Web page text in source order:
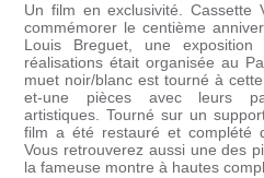
Un film en exclusivité. Cassette
commémorer le centième
Louis Breguet, une
réalisations était organisée au
muet noir/blanc est tourné à
et-une pièces avec leurs
artistiques. Tourné sur un
film a été restauré et complété
Vous retrouverez aussi une des
la fameuse montre à hautes